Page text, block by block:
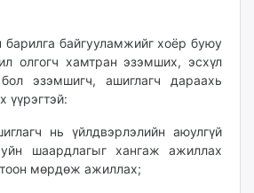
барилга байгууламжийг хоёр буюу
олгогч хамтран эзэмших, эсхүл
эзэмшигч, ашиглагч дараахь
үүрэгтэй:
нь үйлдвэрлэлийн аюулгүй
шаардлагыг хангаж ажиллах
мөрдөж ажиллах;